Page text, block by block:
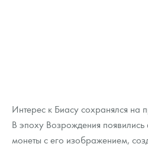
Интерес к Биасу сохранялся на
В эпоху Возрождения
монеты с его изображением,